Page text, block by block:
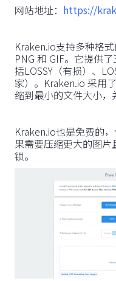
网站地址： https://
Kraken.io支持多种格式
PNG 和 GIF。它提供
括LOSSY（有损）、
家）。Kraken.io 采用
缩到最小的文件大小，
Kraken.io也是免费的
果需要压缩更大的图
锁。